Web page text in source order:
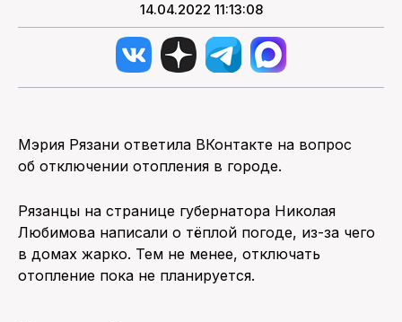
14.04.2022 11:13:08
Мэрия Рязани ответила ВКонтакте на вопрос
об отключении отопления в городе.
Рязанцы на странице губернатора Николая
Любимова написали о тёплой погоде, из-за чего
в домах жарко. Тем не менее, отключать
отопление пока не планируется.